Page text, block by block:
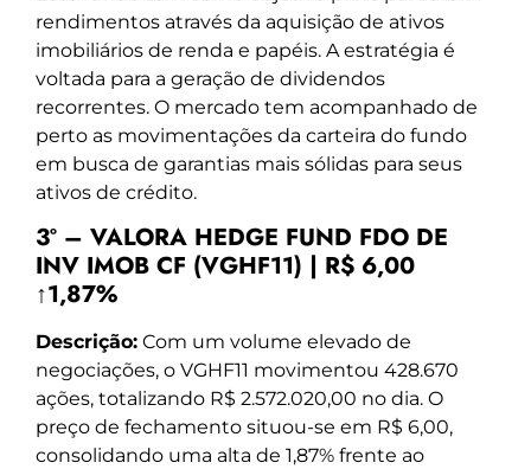
rendimentos através da aquisição de ativos
imobiliários de renda e papéis. A estratégia é
voltada para a geração de dividendos
recorrentes. O mercado tem acompanhado de
perto as movimentações da carteira do fundo
em busca de garantias mais sólidas para seus
ativos de crédito.
3º – VALORA HEDGE FUND FDO DE
INV IMOB CF (VGHF11) | R$ 6,00
↑1,87%
Descrição: Com um volume elevado de
negociações, o VGHF11 movimentou 428.670
ações, totalizando R$ 2.572.020,00 no dia. O
preço de fechamento situou-se em R$ 6,00,
consolidando uma alta de 1,87% frente ao